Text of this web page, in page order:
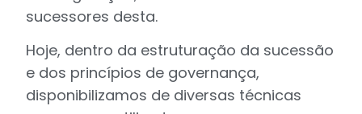
sucessores desta.
Hoje, dentro da estruturação da sucessão
e dos princípios de governança,
disponibilizamos de diversas técnicas